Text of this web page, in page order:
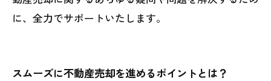
に、全力でサポートいたします。
スムーズに不動産売却を進めるポイントとは？